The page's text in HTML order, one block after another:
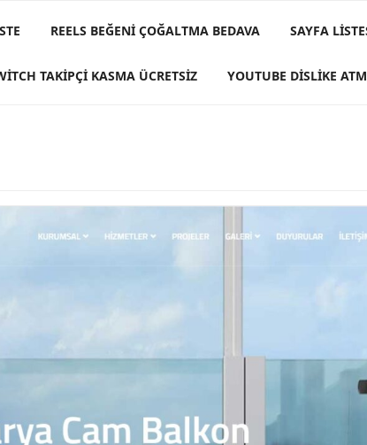
REELS BEĞENI ÇOĞALTMA BEDAVA SAYFA
TAKIPÇI KASMA ÜCRETSIZ YOUTUBE DISLIKE